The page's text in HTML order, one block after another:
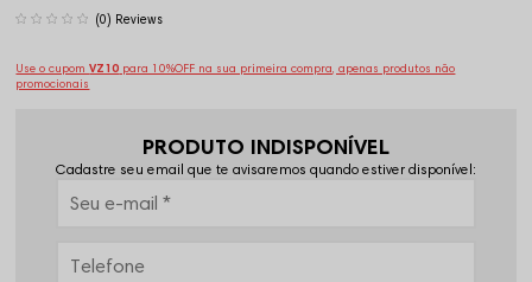
(0)
Use o cupomVZ10 para 10%OFF na sua primeira compra, apenas produtos não
promocionais
PRODUTO INDISPONÍVEL
Cadastre seu email que te avisaremos quando estiver disponível: